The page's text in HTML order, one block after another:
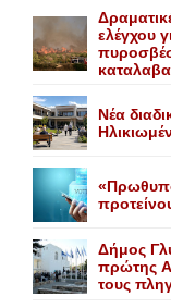
ελέγχου
Nέα
Δήμος
πρώτης
τους